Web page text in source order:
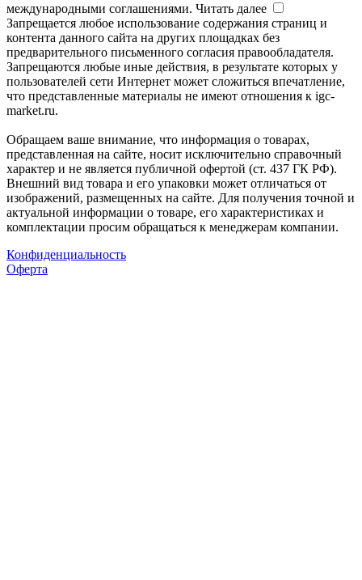
международными соглашениями. Читать далее
Запрещается любое использование содержания страниц и
контента данного сайта на других площадках без
предварительного письменного согласия правообладателя.
Запрещаются любые иные действия, в результате которых у
пользователей сети Интернет может сложиться впечатление,
что представленные материалы не имеют отношения к igc-
market.ru.
Обращаем ваше внимание, что информация о товарах,
представленная на сайте, носит исключительно справочный
характер и не является публичной офертой (ст. 437 ГК РФ).
Внешний вид товара и его упаковки может отличаться от
изображений, размещенных на сайте. Для получения точной и
актуальной информации о товаре, его характеристиках и
комплектации просим обращаться к менеджерам компании.
Конфиденциальность
Оферта